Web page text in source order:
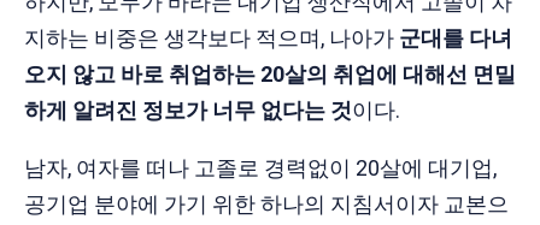
지하는 비중은 생각보다 적으며, 나아가 군대를 다녀
오지 않고 바로 취업하는 20살의 취업에 대해선 면밀
하게 알려진 정보가 너무 없다는 것이다.
남자, 여자를 떠나 고졸로 경력없이 20살에 대기업,
공기업 분야에 가기 위한 하나의 지침서이자 교본으